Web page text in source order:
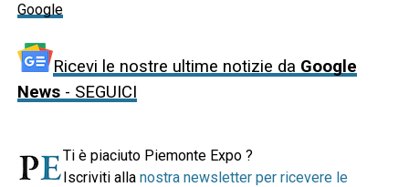
Google
Ricevi le nostre ultime notizie da Google
News- SEGUICI
Ti è piaciuto Piemonte Expo ?
Iscriviti alla nostra newsletter per ricevere le